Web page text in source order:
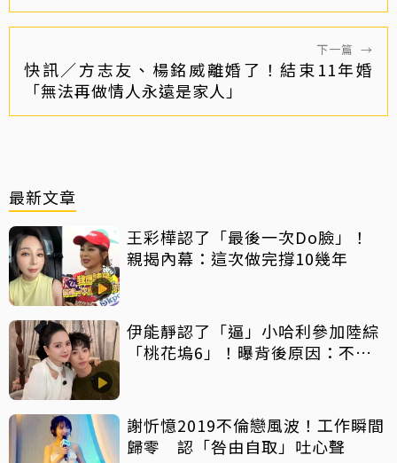
下一篇 →
快訊／方志友、楊銘威離婚了！結束11年婚
「無法再做情人永遠是家人」
最新文章
王彩樺認了「最後一次Do臉」！
親揭內幕：這次做完撐10幾年
伊能靜認了「逼」小哈利參加陸綜
「桃花塢6」！曝背後原因：不希
謝忻憶2019不倫戀風波！工作瞬間
歸零 認「咎由自取」吐心聲